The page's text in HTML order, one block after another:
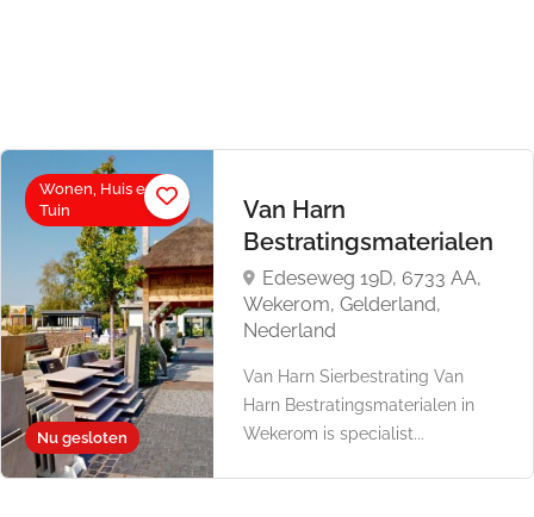
Nu gesloten
Wonen, Huis en
Tuin
Van Harn
Bestratingsmaterialen
Edeseweg 19D, 6733 AA,
Wekerom, Gelderland,
Nederland
Van Harn Sierbestrating Van
Harn Bestratingsmaterialen in
Wekerom is specialist...